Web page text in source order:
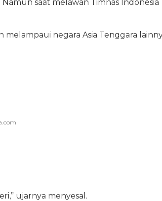
saat melawan Timnas Indonesia
negara Asia Tenggara
ujarnya menyesal.